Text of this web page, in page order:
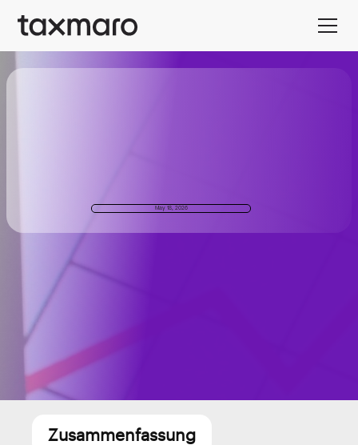
May 18, 2026
Zusammenfassung